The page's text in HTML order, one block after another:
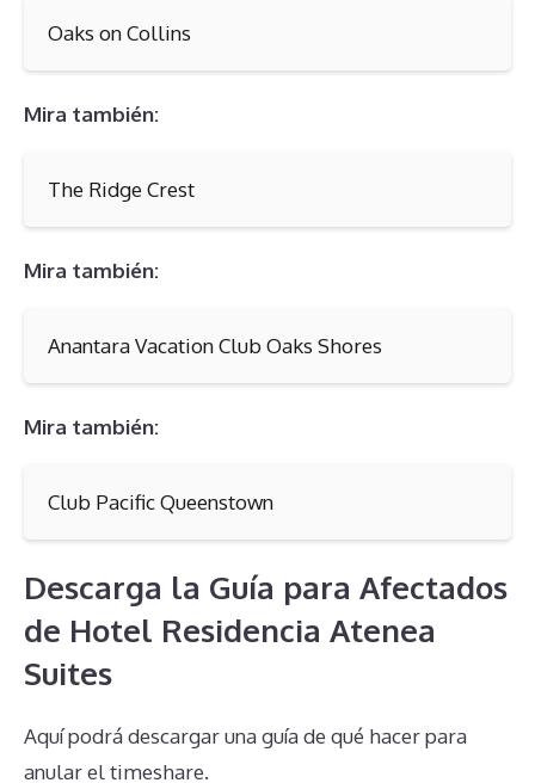
Oaks on Collins
Mira también:
The Ridge Crest
Mira también:
Anantara Vacation Club Oaks Shores
Mira también:
Club Pacific Queenstown
Descarga la Guía para Afectados
de Hotel Residencia Atenea
Suites
Aquí podrá descargar una guía de qué hacer para
anular el timeshare.